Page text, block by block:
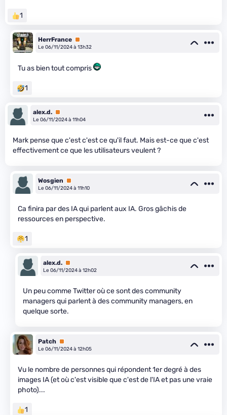
1
HerrFrance Premium
Le 06/11/2024 à 13h32
Tu as bien tout compris
1
alex.d. Premium
Le 06/11/2024 à 11h04
Mark pense que c'est c'est ce qu'il faut. Mais est-ce que c'est
effectivement ce que les utilisateurs veulent ?
Wosgien
Premium
Le 06/11/2024 à 11h10
Ca finira par des IA qui parlent aux IA. Gros gâchis de
ressources en perspective.
1
alex.d. Premium
Le 06/11/2024 à 12h02
Un peu comme Twitter où ce sont des community
managers qui parlent à des community managers, en
quelque sorte.
Patch Premium
Le 06/11/2024 à 12h05
Vu le nombre de personnes qui répondent 1er degré à des
images IA (et où c'est visible que c'est de l'IA et pas une vraie
photo)...
1